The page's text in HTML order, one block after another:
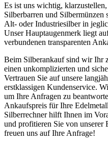
Es ist uns wichtig,
Silberbarren und Silbermünzen
Alt- oder Industriesilber in
Unser Hauptaugenmerk liegt
verbundenen transparenten
Beim Silberankauf sind wir Ihr
einen unkomplizierten und
Vertrauen Sie auf unsere
erstklassigen Kundenservice.
um Ihre Anfragen zu
Ankaufspreis für Ihre
Silberrechner hilft Ihnen im
und profitieren Sie von unserer
freuen uns auf Ihre Anfrage!